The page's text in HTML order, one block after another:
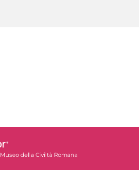
Museo della Civiltà Romana